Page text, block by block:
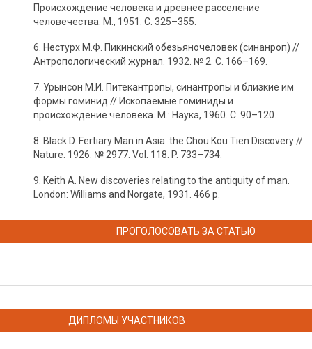
Происхождение человека и древнее расселение
человечества. М., 1951. С. 325–355.
6. Нестурх М.Ф. Пикинский обезьяночеловек (синанроп) //
Антропологический журнал. 1932. № 2. С. 166–169.
7. Урынсон М.И. Питекантропы, синантропы и близкие им
формы гоминид // Ископаемые гоминиды и
происхождение человека. М.: Наука, 1960. С. 90–120.
8. Black D. Fertiary Man in Asia: the Chou Kou Tien Discovery //
Nature. 1926. № 2977. Vol. 118. P. 733–734.
9. Keith A. New discoveries relating to the antiquity of man.
London: Williams and Norgate, 1931. 466 p.
ПРОГОЛОСОВАТЬ ЗА СТАТЬЮ
ДИПЛОМЫ УЧАСТНИКОВ